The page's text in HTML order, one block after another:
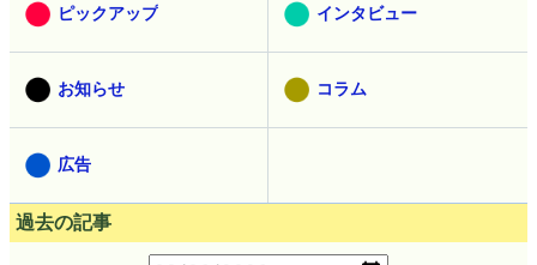
ピックアップ インタビュー
お知らせ コラム
広告
過去の記事